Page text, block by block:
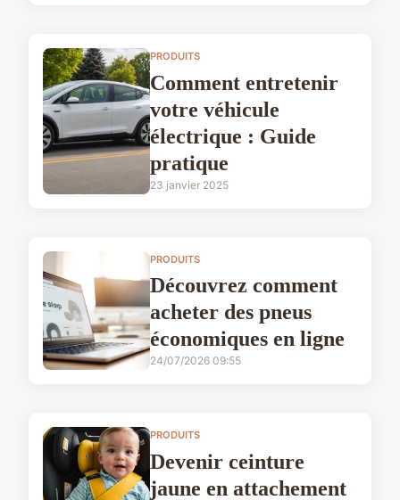
PRODUITS
Comment entretenir
votre véhicule
électrique : Guide
pratique
23 janvier 2025
PRODUITS
Découvrez comment
acheter des pneus
économiques en ligne
24/07/2026 09:55
PRODUITS
Devenir ceinture
jaune en attachement